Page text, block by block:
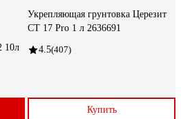
10л
Укрепляющая грунтовка Церезит
CT 17 Pro 1 л 2636691
4.5(407)
Купить